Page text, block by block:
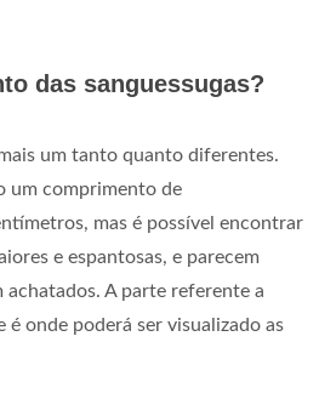
das sanguessugas?
um tanto quanto diferentes.
um comprimento de
mas é possível encontrar
e espantosas, e parecem
achatados. A parte referente a
é onde poderá ser visualizado as